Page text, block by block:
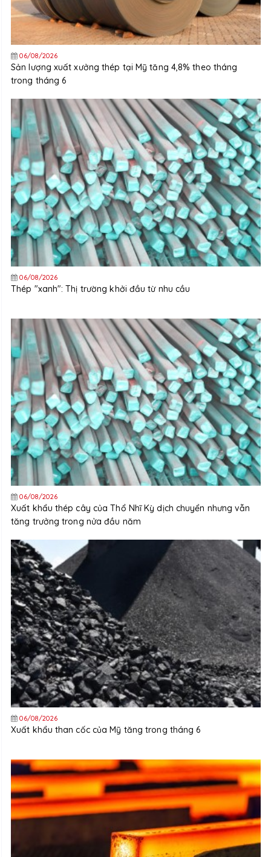
06/08/2026
Sản lượng xuất xưởng thép tại Mỹ tăng 4,8% theo tháng
trong tháng 6
06/08/2026
Thép "xanh": Thị trường khởi đầu từ nhu cầu
06/08/2026
Xuất khẩu thép cây của Thổ Nhĩ Kỳ dịch chuyển nhưng vẫn
tăng trưởng trong nửa đầu năm
06/08/2026
Xuất khẩu than cốc của Mỹ tăng trong tháng 6